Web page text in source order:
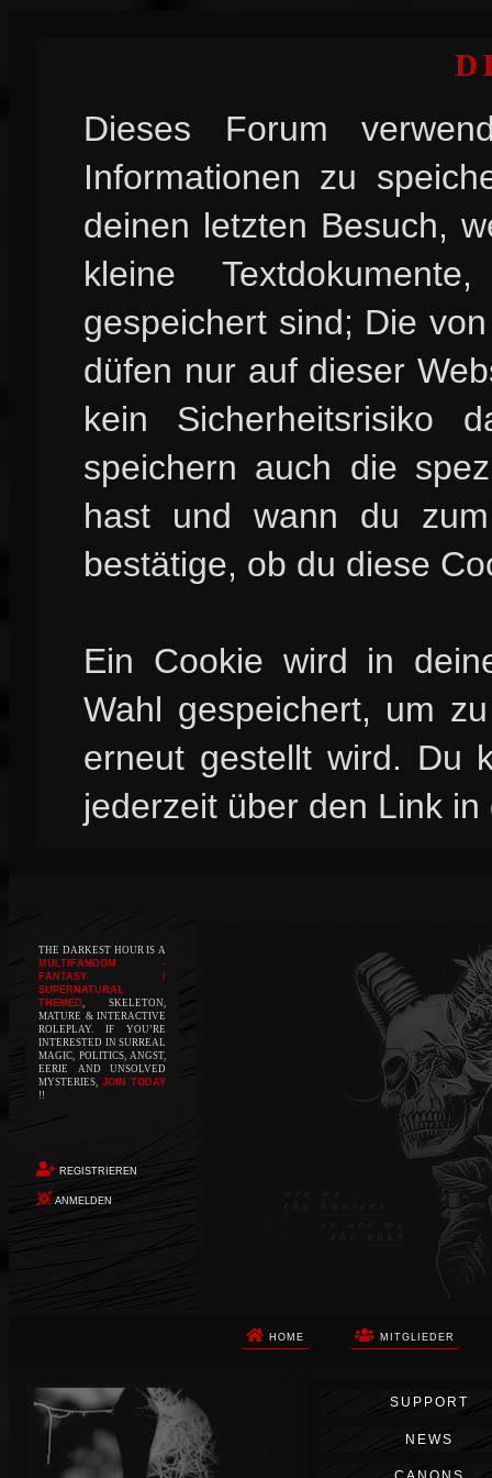
Dieses Forum
Informationen zu
deinen letzten Besuch,
kleine
gespeichert sind; Die
düfen nur auf dieser
kein Sicherheitsrisiko
speichern auch die
hast und wann du
bestätige, ob du diese
Ein Cookie wird in
Wahl gespeichert, um
erneut gestellt wird. Du
jederzeit über den Link
THE DARKEST HOUR IS A
MULTIFANDOM -
FANTASY /
SUPERNATURAL
THEMED, SKELETON,
MATURE & INTERACTIVE
ROLEPLAY. IF YOU’RE
INTERESTED IN SURREAL
MAGIC, POLITICS, ANGST,
EERIE AND UNSOLVED
MYSTERIES, JOIN TODAY
!!
REGISTRIEREN
ANMELDEN
HOME MITGLIEDER
Die Apokalypse. Das ist das Wort,
das Ihnen in den Sinn kommt, als
Sie auf dem Boden aufwachen, Ihr
Körper schmerzt und Ihr Geist
wird von alptraumhaften
SUPPORT
NEWS